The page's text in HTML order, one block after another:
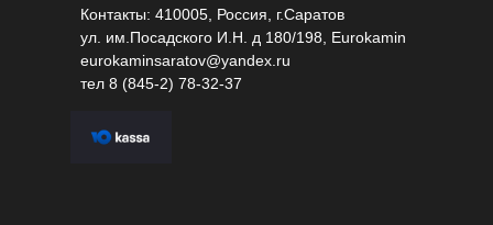
Контакты: 410005, Россия, г.Саратов
ул. им.Посадского И.Н. д 180/198, Eurokamin
eurokaminsaratov@yandex.ru
тел 8 (845-2) 78-32-37